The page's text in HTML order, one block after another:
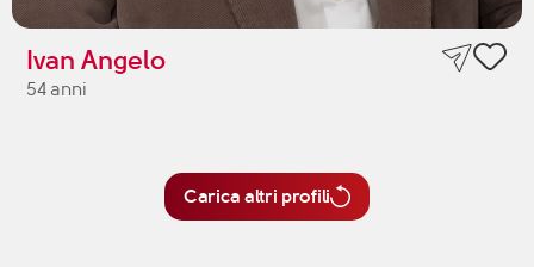
Ivan Angelo
54 anni
Carica altri profili